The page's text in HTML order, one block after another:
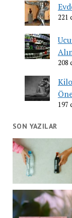
221
208
197
SON YAZILAR